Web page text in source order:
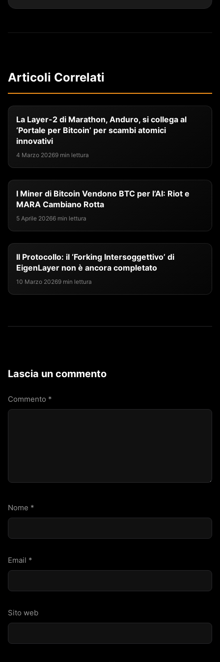
Articoli Correlati
La Layer-2 di Marathon, Anduro, si collega al
‘Portale per Bitcoin’ per scambi atomici
innovativi
4 Marzo 20269 min lettura
I Miner di Bitcoin Vendono BTC per l’AI: Riot e
MARA Cambiano Rotta
5 Aprile 20266 min lettura
Il Protocollo: il ‘Forking Intersoggettivo’ di
EigenLayer non è ancora completato
10 Marzo 20269 min lettura
Lascia un commento
Commento *
Nome *
Email *
Sito web